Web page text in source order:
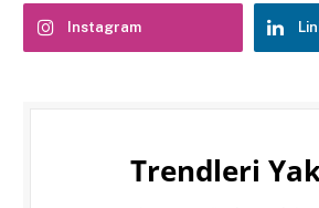
Instagram
Trendleri